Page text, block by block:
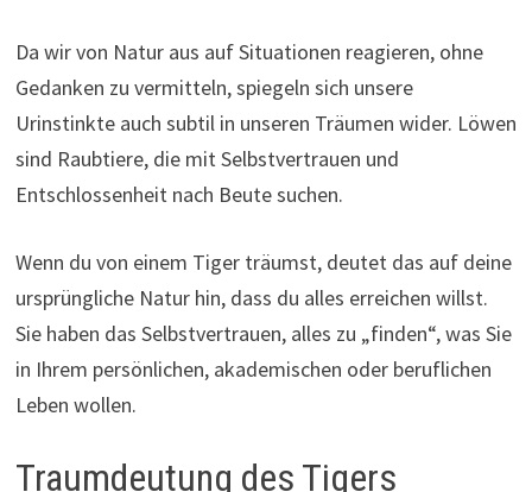
Da wir von Natur aus auf Situationen reagieren, ohne
Gedanken zu vermitteln, spiegeln sich unsere
Urinstinkte auch subtil in unseren Träumen wider. Löwen
sind Raubtiere, die mit Selbstvertrauen und
Entschlossenheit nach Beute suchen.
Wenn du von einem Tiger träumst, deutet das auf deine
ursprüngliche Natur hin, dass du alles erreichen willst.
Sie haben das Selbstvertrauen, alles zu „finden“, was Sie
in Ihrem persönlichen, akademischen oder beruflichen
Leben wollen.
Traumdeutung des Tigers